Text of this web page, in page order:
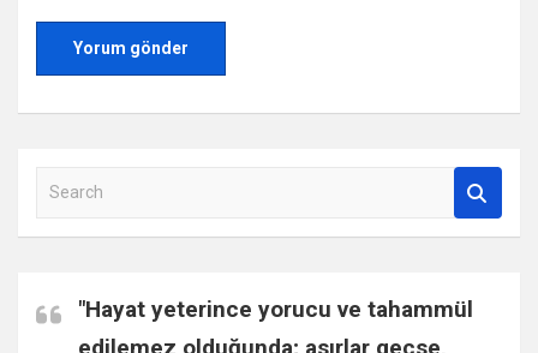
a
c
h
"Hayat yeterince yorucu ve tahammül